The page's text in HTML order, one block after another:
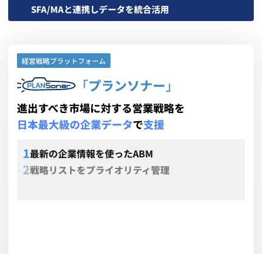
SFA/MAと連携しデータを統合活用
経営戦略プラットフォーム
「プランソナー 」
進出すべき市場に対する営業戦略を
日本最大級の企業データで支援
最新の企業情報を使ったABM
戦略リストをプライオリティ管理